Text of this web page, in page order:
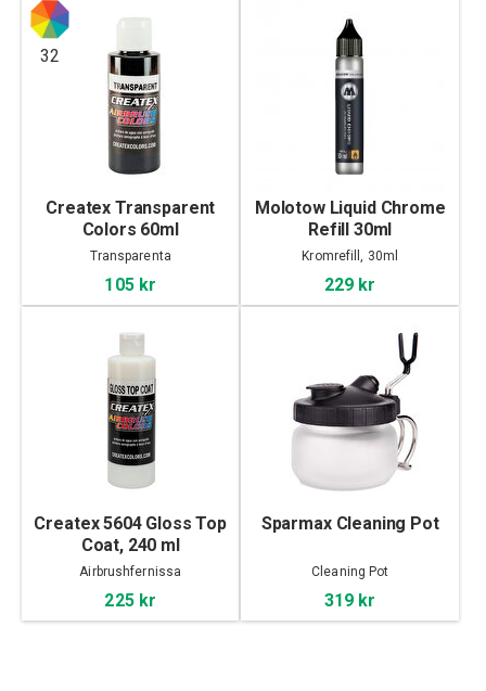
32
Createx Transparent
Colors 60ml
Transparenta
105 kr
Molotow Liquid Chrome
Refill 30ml
Kromrefill, 30ml
229 kr
Createx 5604 Gloss Top
Coat, 240 ml
Airbrushfernissa
225 kr
Sparmax Cleaning Pot
Cleaning Pot
319 kr